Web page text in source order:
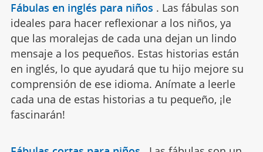
Fábulas en inglés para niños . Las fábulas son
ideales para hacer reflexionar a los niños, ya
que las moralejas de cada una dejan un lindo
mensaje a los pequeños. Estas historias están
en inglés, lo que ayudará que tu hijo mejore su
comprensión de ese idioma. Anímate a leerle
cada una de estas historias a tu pequeño, ¡le
fascinarán!